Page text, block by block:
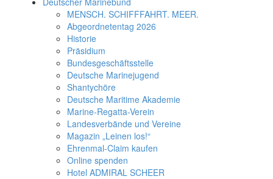
MENSCH. SCHIFFFAHRT. MEER.
Abgeordnetentag 2026
Historie
Präsidium
Bundesgeschäftsstelle
Deutsche Marinejugend
Shantychöre
Deutsche Maritime Akademie
Marine-Regatta-Verein
Landesverbände und Vereine
Magazin „Leinen los!“
Ehrenmal-Claim kaufen
Online spenden
Hotel ADMIRAL SCHEER